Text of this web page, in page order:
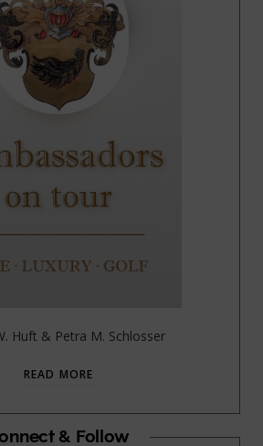
Huft & Petra M. Schlosser
READ MORE
& Follow